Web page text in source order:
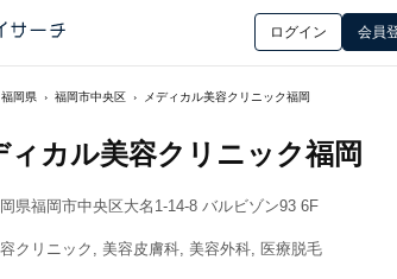
ログイン 会員
福岡県 › 福岡市中央区 › メディカル美容クリニック福岡
ィカル美容クリニック福岡
県福岡市中央区大名1-14-8 バルビゾン93 6F
クリニック, 美容皮膚科, 美容外科, 医療脱毛